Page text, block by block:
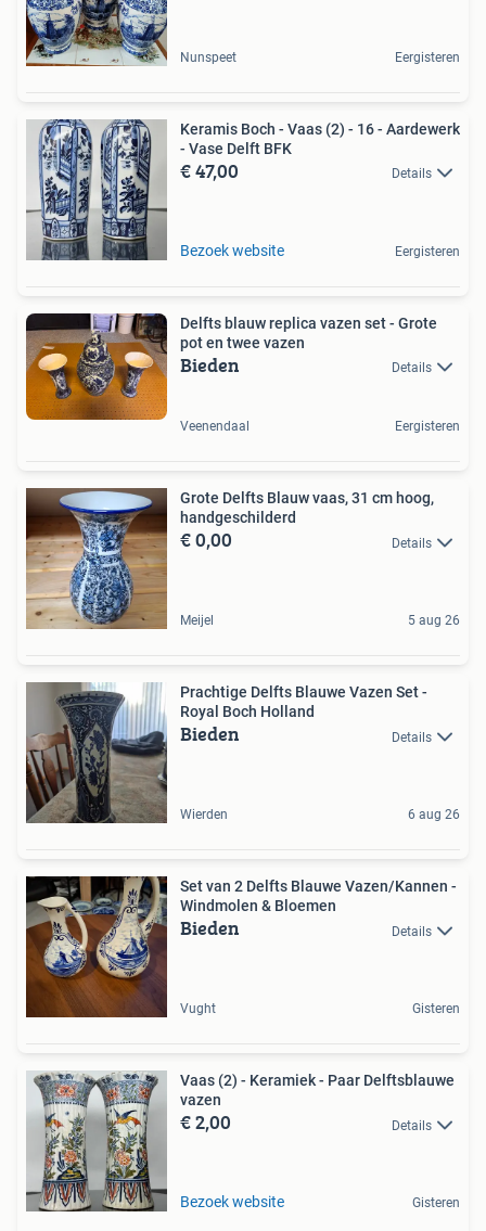
Nunspeet Eergisteren
Keramis Boch - Vaas (2) - 16 - Aardewerk
- Vase Delft BFK
€ 47,00 Details
Bezoek website Eergisteren
Delfts blauw replica vazen set - Grote
pot en twee vazen
Bieden Details
Veenendaal Eergisteren
Grote Delfts Blauw vaas, 31 cm hoog,
handgeschilderd
€ 0,00 Details
Meijel 5 aug 26
Prachtige Delfts Blauwe Vazen Set -
Royal Boch Holland
Bieden Details
Wierden 6 aug 26
Set van 2 Delfts Blauwe Vazen/Kannen -
Windmolen & Bloemen
Bieden Details
Vught Gisteren
Vaas (2) - Keramiek - Paar Delftsblauwe
vazen
€ 2,00 Details
Bezoek website Gisteren